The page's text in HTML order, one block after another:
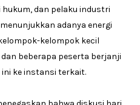
dan pelaku industri
adanya energi
kelompok kecil
beberapa peserta berjanji
ke instansi terkait.